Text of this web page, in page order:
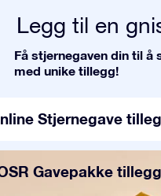
Legg til en
Få stjernegaven din til å
med unike tillegg!
Stjernegave
Gavepakke tillegg